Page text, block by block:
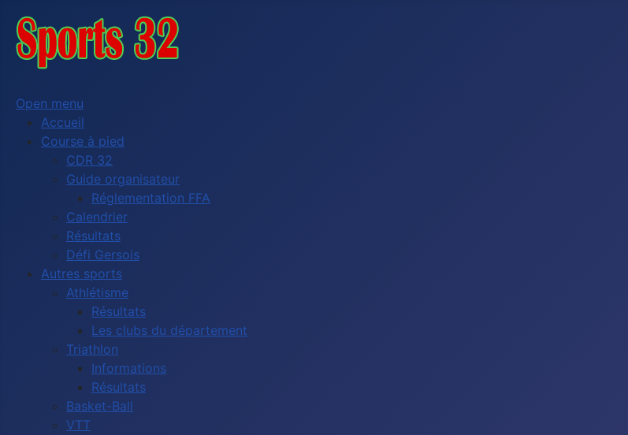
Open menu
Accueil
Course à pied
CDR 32
Guide organisateur
Réglementation FFA
Calendrier
Résultats
Défi Gersois
Autres sports
Athlétisme
Résultats
Les clubs du département
Triathlon
Informations
Résultats
Basket-Ball
VTT